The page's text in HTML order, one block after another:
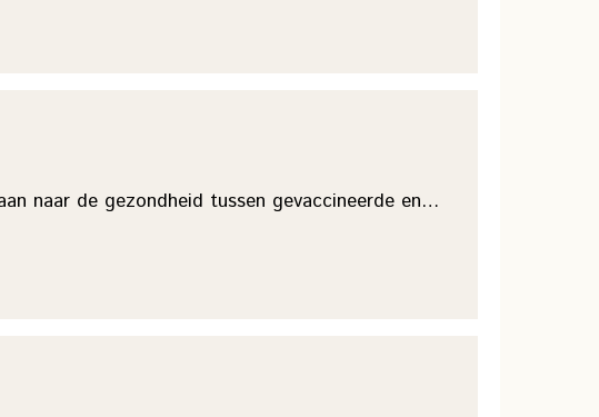
naar de gezondheid tussen gevaccineerde en…